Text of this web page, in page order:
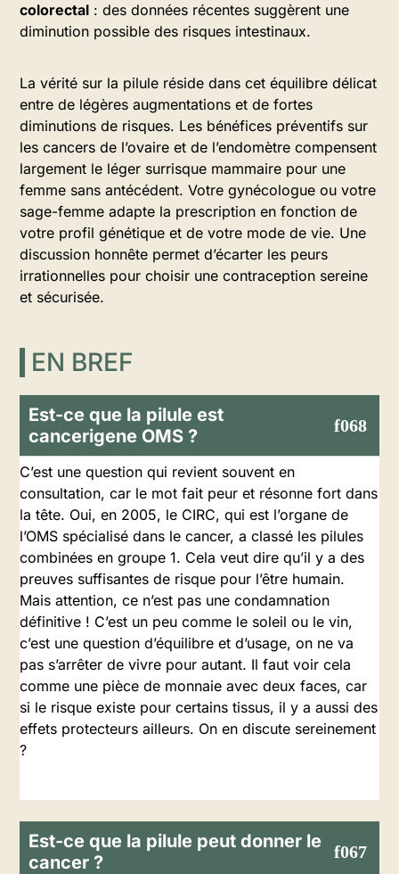
colorectal : des données récentes suggèrent une
diminution possible des risques intestinaux.
La vérité sur la pilule réside dans cet équilibre délicat
entre de légères augmentations et de fortes
diminutions de risques. Les bénéfices préventifs sur
les cancers de l’ovaire et de l’endomètre compensent
largement le léger surrisque mammaire pour une
femme sans antécédent. Votre gynécologue ou votre
sage-femme adapte la prescription en fonction de
votre profil génétique et de votre mode de vie. Une
discussion honnête permet d’écarter les peurs
irrationnelles pour choisir une contraception sereine
et sécurisée.
EN BREF
Est-ce que la pilule est
cancerigene OMS ?
C’est une question qui revient souvent en
consultation, car le mot fait peur et résonne fort dans
la tête. Oui, en 2005, le CIRC, qui est l’organe de
l’OMS spécialisé dans le cancer, a classé les pilules
combinées en groupe 1. Cela veut dire qu’il y a des
preuves suffisantes de risque pour l’être humain.
Mais attention, ce n’est pas une condamnation
définitive ! C’est un peu comme le soleil ou le vin,
c’est une question d’équilibre et d’usage, on ne va
pas s’arrêter de vivre pour autant. Il faut voir cela
comme une pièce de monnaie avec deux faces, car
si le risque existe pour certains tissus, il y a aussi des
effets protecteurs ailleurs. On en discute sereinement
?
Est-ce que la pilule peut donner le
cancer ?